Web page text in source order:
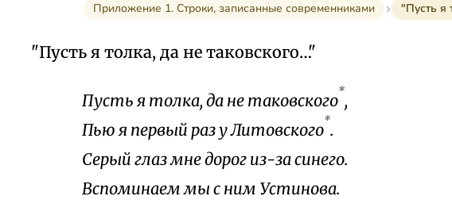
Приложение 1. Строки, записанные современниками
"Пусть я
"Пусть я толка, да не таковского…"
Пусть я толка, да не таковского*,
Пью я первый раз у Литовского*.
Серый глаз мне дорог из-за синего.
Вспоминаем мы с ним Устинова.